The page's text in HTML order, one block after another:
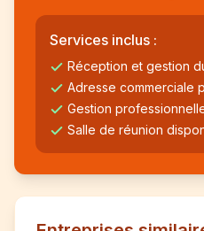
Services inclus :
Réception et gestion
Adresse commerciale
Gestion
Salle de réunion